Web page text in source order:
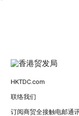
HKTDC.com
联络我们
订阅商贸全接触电邮通